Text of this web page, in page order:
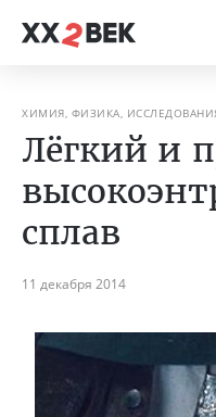
ХИМИЯ, ФИЗИКА,
Лёгкий и
сплав
11 декабря 2014